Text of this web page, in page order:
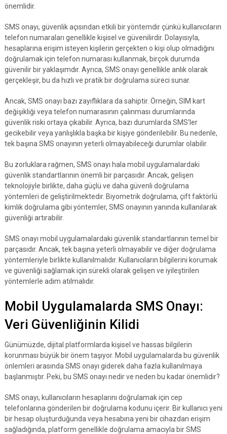
önemlidir.
SMS onayı, güvenlik açısından etkili bir yöntemdir çünkü kullanıcıların
telefon numaraları genellikle kişisel ve güvenilirdir. Dolayısıyla,
hesaplarına erişim isteyen kişilerin gerçekten o kişi olup olmadığını
doğrulamak için telefon numarası kullanmak, birçok durumda
güvenilir bir yaklaşımdır. Ayrıca, SMS onayı genellikle anlık olarak
gerçekleşir, bu da hızlı ve pratik bir doğrulama süreci sunar.
Ancak, SMS onayı bazı zayıflıklara da sahiptir. Örneğin, SIM kart
değişikliği veya telefon numarasının çalınması durumlarında
güvenlik riski ortaya çıkabilir. Ayrıca, bazı durumlarda SMS'ler
gecikebilir veya yanlışlıkla başka bir kişiye gönderilebilir. Bu nedenle,
tek başına SMS onayının yeterli olmayabileceği durumlar olabilir.
Bu zorluklara rağmen, SMS onayı hala mobil uygulamalardaki
güvenlik standartlarının önemli bir parçasıdır. Ancak, gelişen
teknolojiyle birlikte, daha güçlü ve daha güvenli doğrulama
yöntemleri de geliştirilmektedir. Biyometrik doğrulama, çift faktörlü
kimlik doğrulama gibi yöntemler, SMS onayının yanında kullanılarak
güvenliği artırabilir.
SMS onayı mobil uygulamalardaki güvenlik standartlarının temel bir
parçasıdır. Ancak, tek başına yeterli olmayabilir ve diğer doğrulama
yöntemleriyle birlikte kullanılmalıdır. Kullanıcıların bilgilerini korumak
ve güvenliği sağlamak için sürekli olarak gelişen ve iyileştirilen
yöntemlerle adım atılmalıdır.
Mobil Uygulamalarda SMS Onayı:
Veri Güvenliğinin Kilidi
Günümüzde, dijital platformlarda kişisel ve hassas bilgilerin
korunması büyük bir önem taşıyor. Mobil uygulamalarda bu güvenlik
önlemleri arasında SMS onayı giderek daha fazla kullanılmaya
başlanmıştır. Peki, bu SMS onayı nedir ve neden bu kadar önemlidir?
SMS onayı, kullanıcıların hesaplarını doğrulamak için cep
telefonlarına gönderilen bir doğrulama kodunu içerir. Bir kullanıcı yeni
bir hesap oluşturduğunda veya hesabına yeni bir cihazdan erişim
sağladığında, platform genellikle doğrulama amacıyla bir SMS